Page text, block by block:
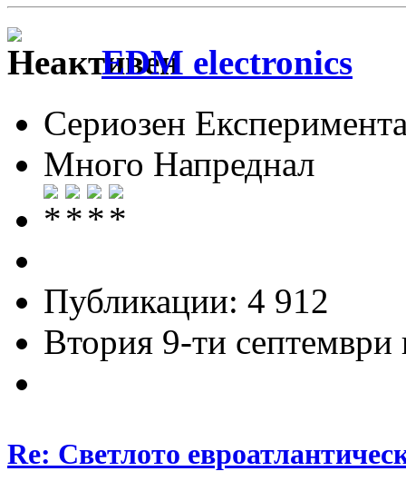
EDM electronics
Сериозен
Много Напреднал
Публикации: 4 912
Втория 9-ти
Re: Светлото